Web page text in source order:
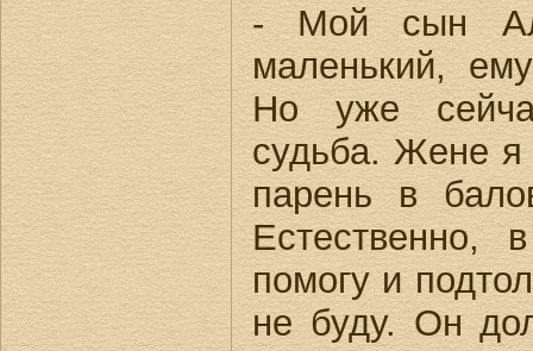
- Мой сын
маленький,
Но уже
судьба. Жене я
парень в
помогу и
не буду. Он